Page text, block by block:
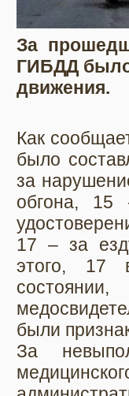
За
ГИБДД было
движения.
Как
было
за
обгона, 15
17 – за
этого, 17
были
За